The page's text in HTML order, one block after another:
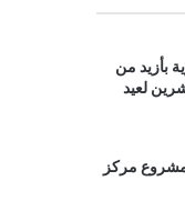
بأزيد من
لعيد
مشروع مركز